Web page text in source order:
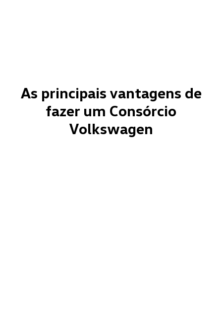
As principais vantagens de
fazer um Consórcio
Volkswagen